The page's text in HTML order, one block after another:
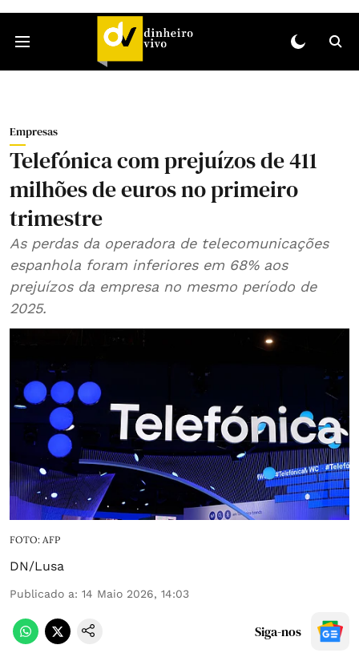
Empresas
Telefónica com prejuízos de 411
milhões de euros no primeiro
trimestre
As perdas da operadora de telecomunicações
espanhola foram inferiores em 68% aos
prejuízos da empresa no mesmo período de
2025.
FOTO: AFP
DN/Lusa
Publicado a: 14 Maio 2026, 14:03
Siga-nos